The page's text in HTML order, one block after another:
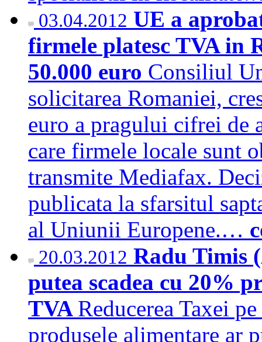
03.04.2012 UE a
firmele platesc TVA in
50.000 euro Consiliul
solicitarea Romaniei,
euro a pragului cifrei de
care firmele locale sunt
transmite Mediafax.
publicata la sfarsitul
al Uniunii Europene.…
20.03.2012 Radu Timis
putea scadea cu 20%
TVA Reducerea Taxei
produsele alimentare ar